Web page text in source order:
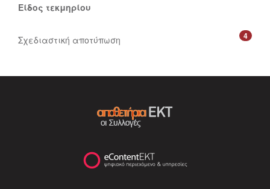
Είδος τεκμηρίου
4
Σχεδιαστική αποτύπωση